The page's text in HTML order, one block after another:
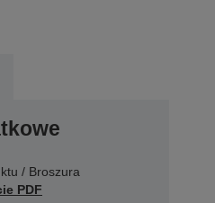
/ Broszura
PDF